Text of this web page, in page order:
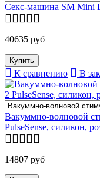
Секс-машина SM Mini
40635 руб
К сравнению В
Вакуммно-волновой
PulseSense, силикон,
14807 руб